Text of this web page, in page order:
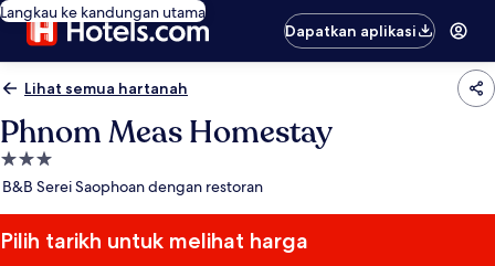
Langkau ke kandungan utama
Dapatkan aplikasi
Lihat semua hartanah
Phnom Meas Homestay
Hartanah
3.0
B&B Serei Saophoan dengan restoran
Pilih tarikh untuk melihat harga